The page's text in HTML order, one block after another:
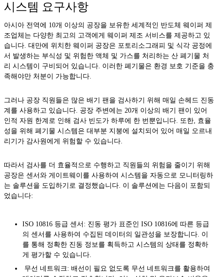
시스템 요구사항
아시아 전역에 10개 이상의 공장을 보유한 세계적인 반도체 웨이퍼 제
조업체는 다양한 최고의 고객에게 웨이퍼 제조 서비스를 제공하고 있
습니다. 대만에 위치한 웨이퍼 공장은 포토리소그래피 및 식각 공정에
서 발생하는 부식성 및 위험한 액체 및 가스를 처리하는 산 폐기물 처
리 시스템이 구비되어 있습니다. 이러한 폐기물은 환경 보호 기준을 충
족해야만 처분이 가능합니다.
그러나 공장 직원들은 많은 배기 팬을 검사하기 위해 매일 손헤드 진동
계를 사용하고 있습니다. 공장 주변에는 20개 이상의 배기 팬이 있어
인적 자원 한계로 인해 검사 빈도가 하루에 한 번뿐입니다. 또한, 효율
성을 위해 폐기물 시스템은 대부분 지붕에 설치되어 있어 매일 오르내
리기가 감사원에게 위험할 수 있습니다.
따라서 검사를 더 효율적으로 수행하고 직원들의 위험을 줄이기 위해
공장은 센서와 게이트웨이를 사용하여 시스템을 자동으로 모니터링하
는 솔루션을 도입하기로 결정했습니다. 이 솔루션에는 다음이 포함되
었습니다:
ISO 10816 등급 센서: 진동 평가 표준인 ISO 10816에 따른 등급
의 센서를 사용하여 수집된 데이터의 일관성을 보장합니다. 이
를 통해 정확한 진동 정보를 획득하고 시스템의 상태를 정확하
게 평가할 수 있습니다.
무선 네트워크: 배선이 필요 없도록 무선 네트워크를 활용하여